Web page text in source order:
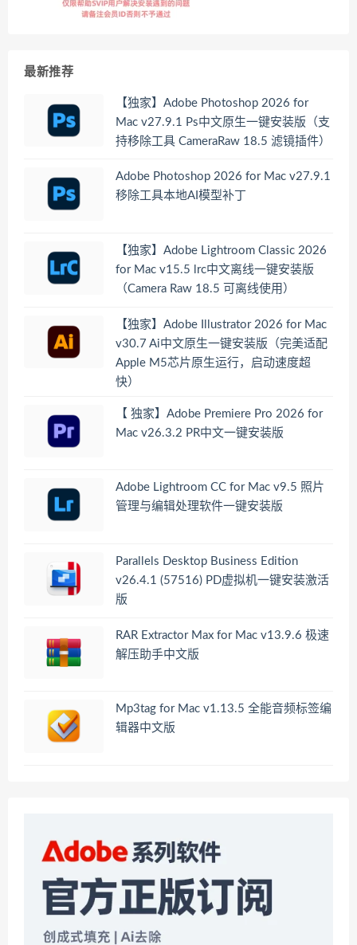
最新推荐
【独家】Adobe Photoshop 2026 for
Mac v27.9.1 Ps中文原生一键安装版（支
持移除工具 CameraRaw 18.5 滤镜插件）
Adobe Photoshop 2026 for Mac v27.9.1
移除工具本地AI模型补丁
【独家】Adobe Lightroom Classic 2026
for Mac v15.5 lrc中文离线一键安装版
（Camera Raw 18.5 可离线使用）
【独家】Adobe Illustrator 2026 for Mac
v30.7 Ai中文原生一键安装版（完美适配
Apple M5芯片原生运行，启动速度超
快）
【 独家】Adobe Premiere Pro 2026 for
Mac v26.3.2 PR中文一键安装版
Adobe Lightroom CC for Mac v9.5 照片
管理与编辑处理软件一键安装版
Parallels Desktop Business Edition
v26.4.1 (57516) PD虚拟机一键安装激活
版
RAR Extractor Max for Mac v13.9.6 极速
解压助手中文版
Mp3tag for Mac v1.13.5 全能音频标签编
辑器中文版